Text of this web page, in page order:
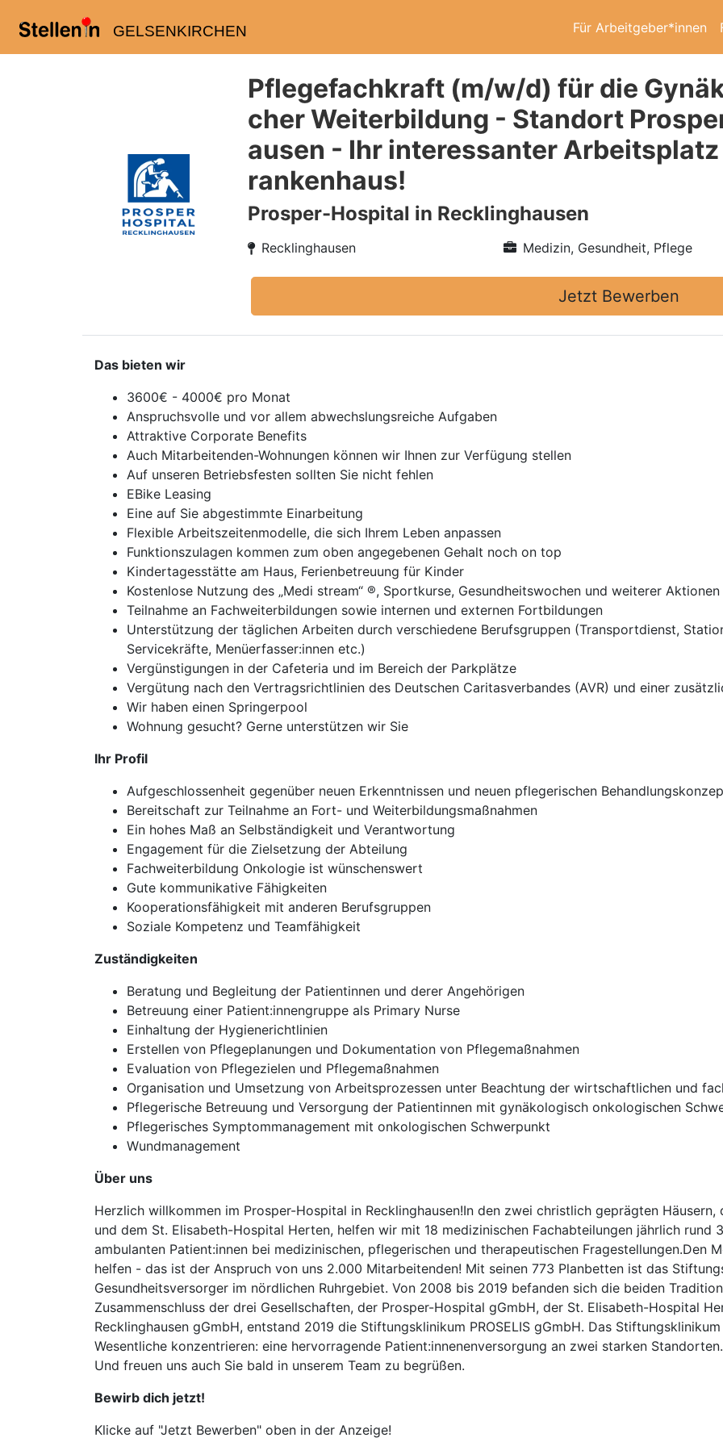
GELSENKIRCHEN Für Arbeitgeber*innen
Pflegefachkraft (m/w/d) für die
cher Weiterbildung - Standort
ausen - Ihr interessanter
rankenhaus!
Prosper-Hospital in Recklinghausen
Recklinghausen Medizin, Gesundheit, Pflege
Jetzt Bewerben
Das bieten wir
3600€ - 4000€ pro Monat
Anspruchsvolle und vor allem abwechslungsreiche Aufgaben
Attraktive Corporate Benefits
Auch Mitarbeitenden-Wohnungen können wir Ihnen zur Verfügung stellen
Auf unseren Betriebsfesten sollten Sie nicht fehlen
EBike Leasing
Eine auf Sie abgestimmte Einarbeitung
Flexible Arbeitszeitenmodelle, die sich Ihrem Leben anpassen
Funktionszulagen kommen zum oben angegebenen Gehalt noch on top
Kindertagesstätte am Haus, Ferienbetreuung für Kinder
Kostenlose Nutzung des „Medi stream“ ®, Sportkurse, Gesundheitswochen und weiterer Aktionen
Teilnahme an Fachweiterbildungen sowie internen und externen Fortbildungen
Unterstützung der täglichen Arbeiten durch verschiedene Berufsgruppen (Transportdienst,
Servicekräfte, Menüerfasser:innen etc.)
Vergünstigungen in der Cafeteria und im Bereich der Parkplätze
Vergütung nach den Vertragsrichtlinien des Deutschen Caritasverbandes (AVR) und einer
Wir haben einen Springerpool
Wohnung gesucht? Gerne unterstützen wir Sie
Ihr Profil
Aufgeschlossenheit gegenüber neuen Erkenntnissen und neuen pflegerischen
Bereitschaft zur Teilnahme an Fort- und Weiterbildungsmaßnahmen
Ein hohes Maß an Selbständigkeit und Verantwortung
Engagement für die Zielsetzung der Abteilung
Fachweiterbildung Onkologie ist wünschenswert
Gute kommunikative Fähigkeiten
Kooperationsfähigkeit mit anderen Berufsgruppen
Soziale Kompetenz und Teamfähigkeit
Zuständigkeiten
Beratung und Begleitung der Patientinnen und derer Angehörigen
Betreuung einer Patient:innengruppe als Primary Nurse
Einhaltung der Hygienerichtlinien
Erstellen von Pflegeplanungen und Dokumentation von Pflegemaßnahmen
Evaluation von Pflegezielen und Pflegemaßnahmen
Organisation und Umsetzung von Arbeitsprozessen unter Beachtung der wirtschaftlichen und
Pflegerische Betreuung und Versorgung der Patientinnen mit gynäkologisch onkologischen
Pflegerisches Symptommanagement mit onkologischen Schwerpunkt
Wundmanagement
Über uns
Herzlich willkommen im Prosper-Hospital in Recklinghausen!In den zwei christlich geprägten
und dem St. Elisabeth-Hospital Herten, helfen wir mit 18 medizinischen Fachabteilungen jährlich rund
ambulanten Patient:innen bei medizinischen, pflegerischen und therapeutischen Fragestellungen.Den
helfen - das ist der Anspruch von uns 2.000 Mitarbeitenden! Mit seinen 773 Planbetten ist das
Gesundheitsversorger im nördlichen Ruhrgebiet. Von 2008 bis 2019 befanden sich die beiden
Zusammenschluss der drei Gesellschaften, der Prosper-Hospital gGmbH, der St. Elisabeth-Hospital
Recklinghausen gGmbH, entstand 2019 die Stiftungsklinikum PROSELIS gGmbH. Das
Wesentliche konzentrieren: eine hervorragende Patient:innenenversorgung an zwei starken
Und freuen uns auch Sie bald in unserem Team zu begrüßen.
Bewirb dich jetzt!
Klicke auf "Jetzt Bewerben" oben in der Anzeige!